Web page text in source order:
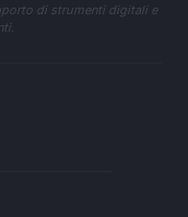
di strumenti digitali e